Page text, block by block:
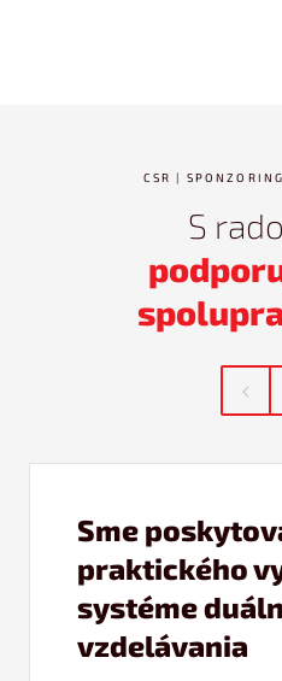
CSR |
S
Sme
praktického
systéme
vzdelávania